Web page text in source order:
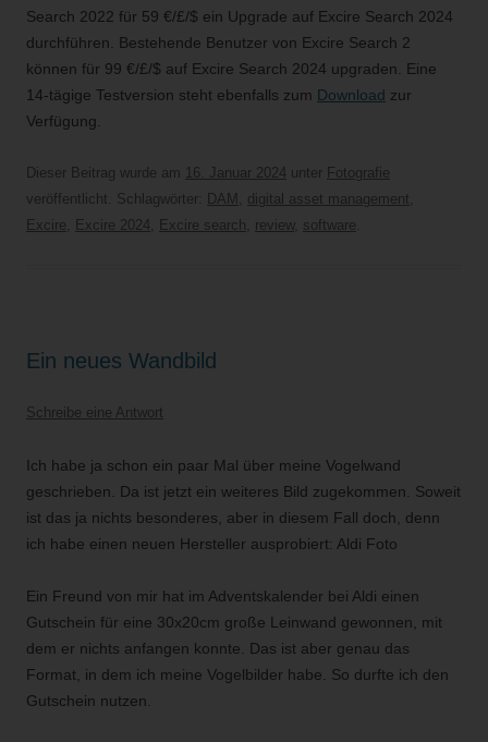
Search 2022 für 59 €/£/$ ein Upgrade auf Excire Search 2024
durchführen. Bestehende Benutzer von Excire Search 2
können für 99 €/£/$ auf Excire Search 2024 upgraden. Eine
14-tägige Testversion steht ebenfalls zum Download zur
Verfügung.
Dieser Beitrag wurde am 16. Januar 2024 unter Fotografie
veröffentlicht. Schlagwörter:
DAM digital asset management
Excire
Excire 2024 Excire search review, software
Ein neues Wandbild
Schreibe eine Antwort
Ich habe ja schon ein paar Mal über meine Vogelwand
geschrieben. Da ist jetzt ein weiteres Bild zugekommen. Soweit
ist das ja nichts besonderes, aber in diesem Fall doch, denn
ich habe einen neuen Hersteller ausprobiert: Aldi Foto
Ein Freund von mir hat im Adventskalender bei Aldi einen
Gutschein für eine 30x20cm große Leinwand gewonnen, mit
dem er nichts anfangen konnte. Das ist aber genau das
Format, in dem ich meine Vogelbilder habe. So durfte ich den
Gutschein nutzen.